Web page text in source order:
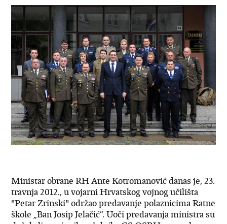
Ministar obrane RH Ante Kotromanović danas je, 23.
travnja 2012., u vojarni Hrvatskog vojnog učilišta
"Petar Zrinski" održao predavanje polaznicima Ratne
škole „Ban Josip Jelačić“. Uoči predavanja ministra su